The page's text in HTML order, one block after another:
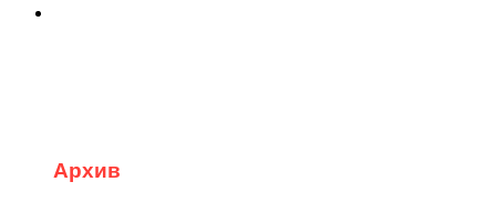
Архив